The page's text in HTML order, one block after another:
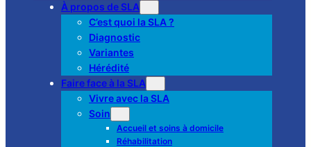
À propos de SLA
C’est quoi la SLA ?
Diagnostic
Variantes
Hérédité
Faire face à la SLA
Vivre avec la SLA
Soin
Accueil et soins à domicile
Réhabilitation